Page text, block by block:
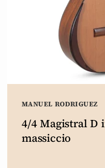
MANUEL RODRIGUEZ
4/4 Magistral D
massiccio